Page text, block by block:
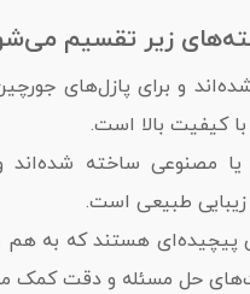
زیر تقسیم
شده‌اند و برای پازل‌های
کیفیت بالا است.
مصنوعی ساخته شده‌اند و
زیبایی طبیعی است.
پیچیده‌ای هستند که به هم
حل مسئله و دقت کمک